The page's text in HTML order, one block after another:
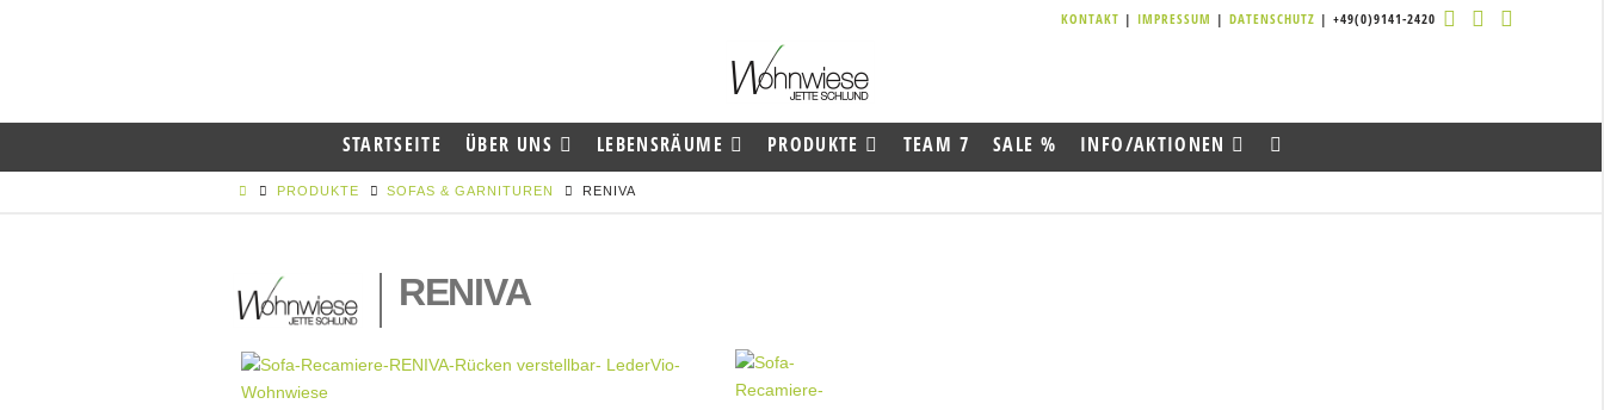
KONTAKT | IMPRESSUM | DATENSCHUTZ | +49(0)9141-2420
STARTSEITE ÜBER UNS LEBENSRÄUME PRODUKTE TEAM 7 SALE % INFO/AKTIONEN
PRODUKTE SOFAS & GARNITUREN RENIVA
RENIVA